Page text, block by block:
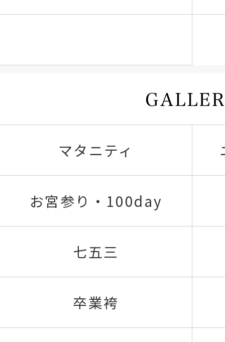
マタニティ
お宮参り・100day
七五三
卒業袴